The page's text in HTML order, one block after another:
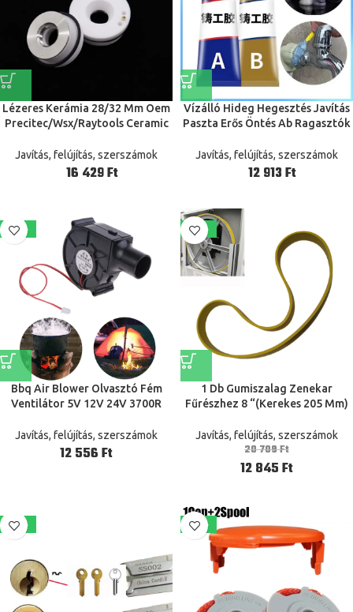
Lézeres Kerámia 28/32 Mm Oem
Precitec/Wsx/Raytools Ceramic
Fúvóka Tartó Szálas Lézervágó
Fejhez
Javítás, felújítás, szerszámok
Ft
Vízálló Hideg Hegesztés Javítás
Paszta Erős Öntés Ab Ragasztók
Hegesztési Speciális Varázslatos
Varázslat
Javítás, felújítás, szerszámok
Ft
-39%
Bbq Air Blower Olvasztó Fém
Ventilátor 5V 12V 24V 3700R
Légcső Barbecue Piknik Kemping
Tűzhely Ventilátorok
Javítás, felújítás, szerszámok
Ft
-38%
1 Db Gumiszalag Zenekar
Fűrészhez 8 “(Kerekes 205 Mm)
Gumi Gyűrű Sárga Elektromos
Szerszámok
Javítás, felújítás, szerszámok
20 709Ft
12 845Ft
-20% -38%